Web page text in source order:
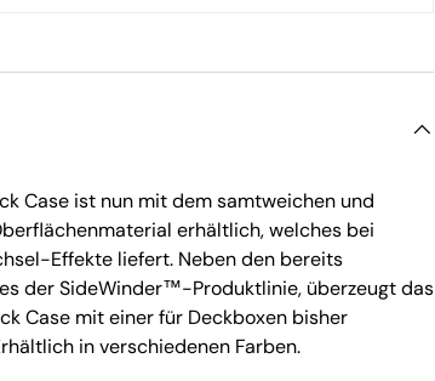
Case ist nun mit dem samtweichen und
erhältlich, welches bei
Effekte liefert. Neben den bereits
der SideWinder™-Produktlinie, überzeugt das
Case mit einer für Deckboxen bisher
in verschiedenen Farben.